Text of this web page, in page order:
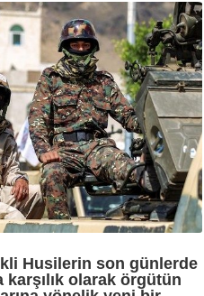
Husilerin son günlerde
olarak örgütün